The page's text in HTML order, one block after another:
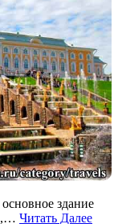
здание
Читать Далее